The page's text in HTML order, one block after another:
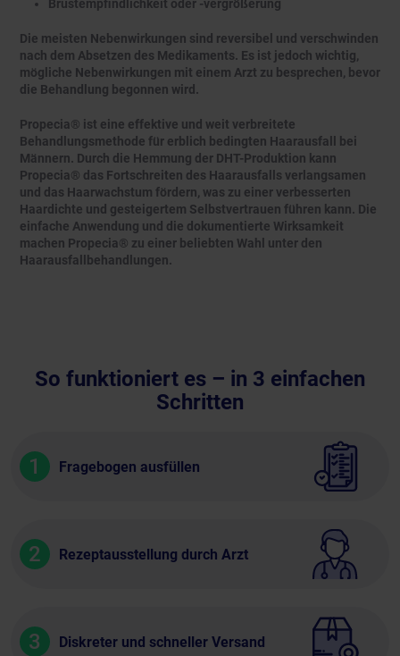
Brustempfindlichkeit oder -vergrößerung
Die meisten Nebenwirkungen sind reversibel und verschwinden
nach dem Absetzen des Medikaments. Es ist jedoch wichtig,
mögliche Nebenwirkungen mit einem Arzt zu besprechen, bevor
die Behandlung begonnen wird.
Propecia® ist eine effektive und weit verbreitete
Behandlungsmethode für erblich bedingten Haarausfall bei
Männern. Durch die Hemmung der DHT-Produktion kann
Propecia® das Fortschreiten des Haarausfalls verlangsamen
und das Haarwachstum fördern, was zu einer verbesserten
Haardichte und gesteigertem Selbstvertrauen führen kann. Die
einfache Anwendung und die dokumentierte Wirksamkeit
machen Propecia® zu einer beliebten Wahl unter den
Haarausfallbehandlungen.
So funktioniert es – in 3 einfachen
Schritten
1 Fragebogen ausfüllen
2 Rezeptausstellung durch Arzt
3 Diskreter und schneller Versand